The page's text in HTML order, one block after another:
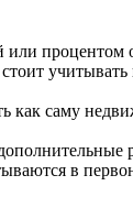
или процентом
как саму
в